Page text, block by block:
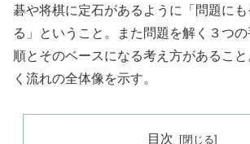
碁や将棋に定石があるように「問題に
る」ということ。また問題を解く３つ
順とそのベースになる考え方があるこ
く流れの全体像を示す。
目次